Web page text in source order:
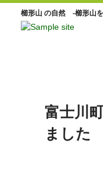
櫛形山 の自然 -櫛形山
富士川
ました